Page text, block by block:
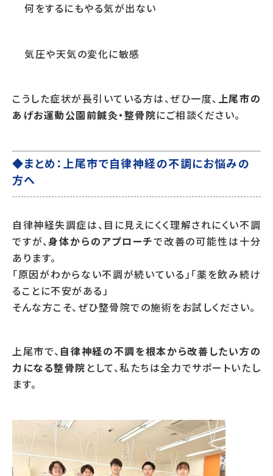
何をするにもやる気が出ない
気圧や天気の変化に敏感
こうした症状が長引いている方は、ぜひ一度、 上尾市の
あげお運動公園前鍼灸・整骨院にご相談ください。
◆まとめ：上尾市で自律神経の不調にお悩みの
方へ
自律神経失調症は、目に見えにくく理解されにくい不調
ですが、身体からのアプローチで改善の可能性は十分
あります。
「原因がわからない不調が続いている」「薬を飲み続け
ることに不安がある」
そんな方こそ、ぜひ整骨院での施術をお試しください。
上尾市で、 自律神経の不調を根本から改善したい方の
力になる整骨院 として、私たちは全力でサポートいたし
ます。